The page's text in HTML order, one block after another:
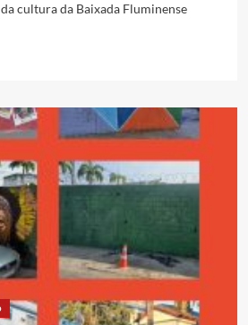
cultura da Baixada Fluminense